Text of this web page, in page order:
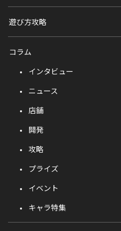
遊び方攻略
コラム
インタビュー
ニュース
店舗
開発
攻略
プライズ
イベント
キャラ特集